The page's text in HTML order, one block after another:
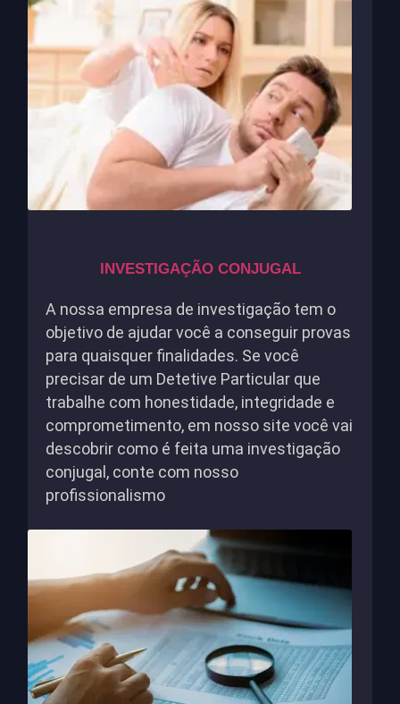
INVESTIGAÇÃO CONJUGAL
A nossa empresa de investigação tem o
objetivo de ajudar você a conseguir provas
para quaisquer finalidades. Se você
precisar de um Detetive Particular que
trabalhe com honestidade, integridade e
comprometimento, em nosso site você vai
descobrir como é feita uma investigação
conjugal, conte com nosso
profissionalismo